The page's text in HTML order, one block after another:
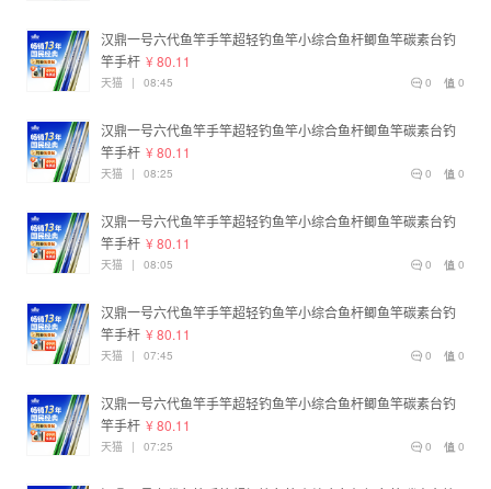
汉鼎一号六代鱼竿手竿超轻钓鱼竿小综合鱼杆鲫鱼竿碳素台钓
竿手杆 ¥ 80.11
0
0
天猫 | 08:45
汉鼎一号六代鱼竿手竿超轻钓鱼竿小综合鱼杆鲫鱼竿碳素台钓
竿手杆 ¥ 80.11
0
0
天猫 | 08:25
汉鼎一号六代鱼竿手竿超轻钓鱼竿小综合鱼杆鲫鱼竿碳素台钓
竿手杆 ¥ 80.11
0
0
天猫 | 08:05
汉鼎一号六代鱼竿手竿超轻钓鱼竿小综合鱼杆鲫鱼竿碳素台钓
竿手杆 ¥ 80.11
0
0
天猫 | 07:45
汉鼎一号六代鱼竿手竿超轻钓鱼竿小综合鱼杆鲫鱼竿碳素台钓
竿手杆 ¥ 80.11
0
0
天猫 | 07:25